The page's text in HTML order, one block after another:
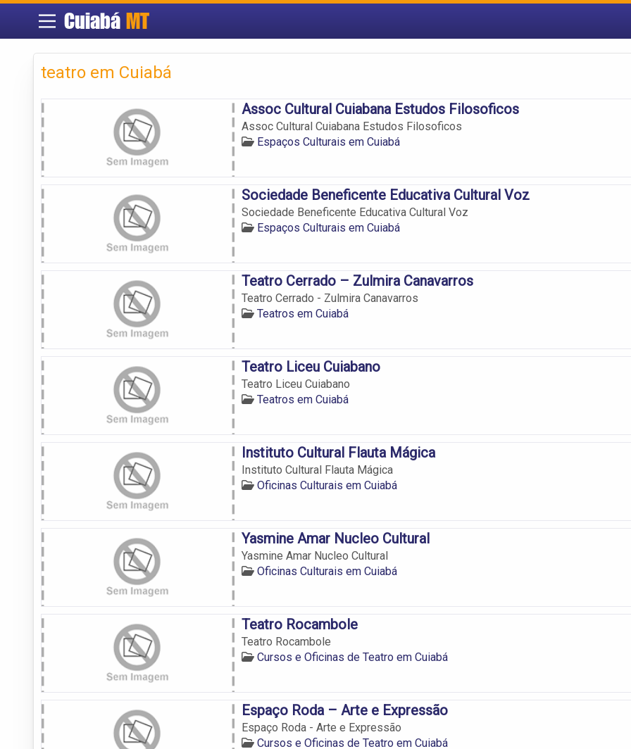
Cuiabá MT
teatro em Cuiabá
Assoc Cultural Cuiabana Estudos Filosoficos
Assoc Cultural Cuiabana Estudos Filosoficos
Espaços Culturais em Cuiabá
Sociedade Beneficente Educativa Cultural Voz
Sociedade Beneficente Educativa Cultural Voz
Espaços Culturais em Cuiabá
Teatro Cerrado – Zulmira Canavarros
Teatro Cerrado - Zulmira Canavarros
Teatros em Cuiabá
Teatro Liceu Cuiabano
Teatro Liceu Cuiabano
Teatros em Cuiabá
Instituto Cultural Flauta Mágica
Instituto Cultural Flauta Mágica
Oficinas Culturais em Cuiabá
Yasmine Amar Nucleo Cultural
Yasmine Amar Nucleo Cultural
Oficinas Culturais em Cuiabá
Teatro Rocambole
Teatro Rocambole
Cursos e Oficinas de Teatro em Cuiabá
Espaço Roda – Arte e Expressão
Espaço Roda - Arte e Expressão
Cursos e Oficinas de Teatro em Cuiabá